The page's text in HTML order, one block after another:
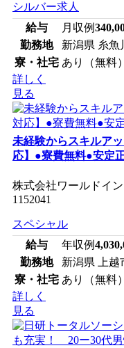
シルバー求人
給与
月収例
勤務地
新潟県 糸魚
寮・社宅 あり（無料）
詳しく
見る
未経験からスキルア
応】●寮費無料●安定
株式会社ワールドイ
1152041
スペシャル
給与
年収例
勤務地
新潟県 上越
寮・社宅 あり（無料）
詳しく
見る